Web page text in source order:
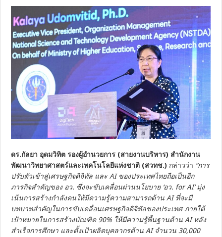
ดร.กัลยา อุดมวิทิต รองผู้อำนวยการ (สายงานบริหาร) สำนักงาน
พัฒนาวิทยาศาสตร์และเทคโนโลยีแห่งชาติ (สวทช.) กล่าวว่า “การ
ปรับตัวเข้าสู่เศรษฐกิจดิจิทัล และ AI ของประเทศไทยถือเป็นอีก
ภารกิจสำคัญของ อว. ซึ่งจะขับเคลื่อนผ่านนโยบาย ‘อว. for AI’ มุ่ง
เน้นการสร้างกำลังคนให้มีความรู้ความสามารถด้าน AI ที่จะมี
บทบาทสำคัญในการขับเคลื่อนเศรษฐกิจดิจิทัลของประเทศ ภายใต้
เป้าหมายในการสร้างบัณฑิต 90% ให้มีความรู้พื้นฐานด้าน AI หลัง
สำเร็จการศึกษา และตั้งเป้าผลิตบุคลากรด้าน AI จำนวน 30,000